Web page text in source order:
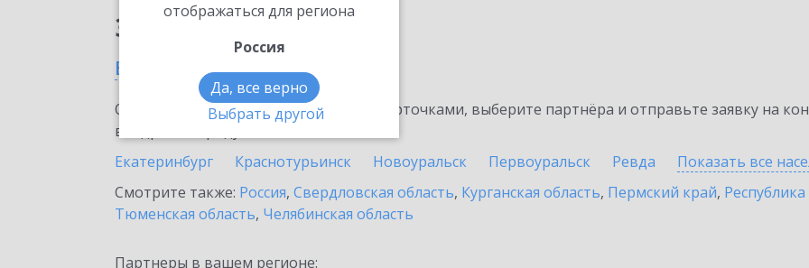
отображаться для региона
Россия
Да, все верно
Выбрать другой
Заказать 1С-ЭДО
в Красноуфимске
Ознакомьтесь с информационными карточками, выберите партнёра и отправьте заявку на
внедрение продукта.
Екатеринбург
Краснотурьинск Новоуральск Первоуральск Ревда Показать все
Смотрите также: Россия, Свердловская область, Курганская область, Пермский край,
Тюменская область, Челябинская область
Партнеры в вашем регионе: